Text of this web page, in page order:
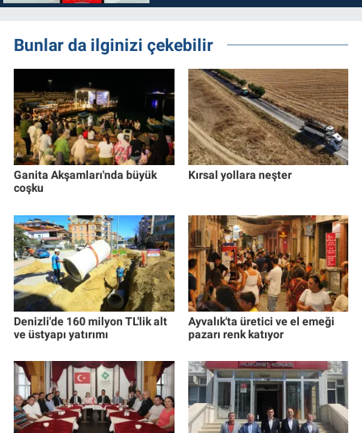
Bunlar da ilginizi çekebilir
Ganita Akşamları'nda büyük
coşku
Kırsal yollara neşter
Denizli'de 160 milyon TL'lik alt
ve üstyapı yatırımı
Ayvalık'ta üretici ve el emeği
pazarı renk katıyor